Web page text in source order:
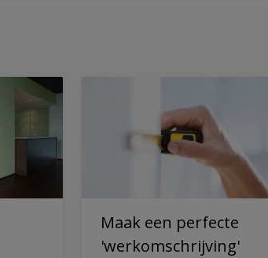
Maak een perfecte
'werkomschrijving'